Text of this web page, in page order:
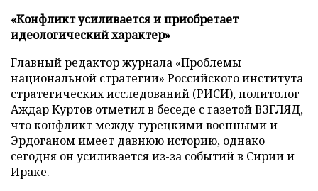
«Конфликт усиливается и приобретает
идеологический характер»
Главный редактор журнала «Проблемы
национальной стратегии» Российского института
стратегических исследований (РИСИ), политолог
Аждар Куртов отметил в беседе с газетой ВЗГЛЯД,
что конфликт между турецкими военными и
Эрдоганом имеет давнюю историю, однако
сегодня он усиливается из-за событий в Сирии и
Ираке.